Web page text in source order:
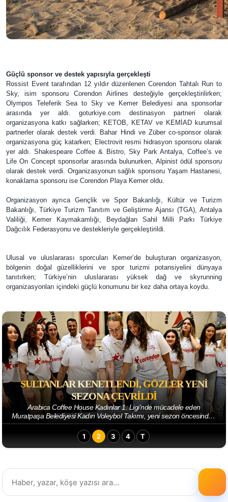
Güçlü sponsor ve destek yapısıyla gerçekleşti
Rossist Event tarafından 12 yıldır düzenlenen Corendon Tahtalı Run to
Sky, isim sponsoru Corendon Airlines desteğiyle gerçekleştirilirken;
Olympos Teleferik Sea to Sky ve Kemer Belediyesi ana sponsorlar
arasında yer aldı. goturkiye.com destinasyon partneri olarak
organizasyona katkı sağlarken; KETOB, KETAV ve KEMİAD kurumsal
partnerler olarak destek verdi. Bahar Hindi ve Züber co-sponsor olarak
organizasyona güç katarken; Electrovit resmi hidrasyon sponsoru olarak
yer aldı. Shakespeare Coffee & Bistro, Sky Park Antalya, Coffee’s ve
Life On Concept sponsorlar arasında bulunurken, Alpinist ödül sponsoru
olarak destek verdi. Organizasyonun sağlık sponsoru Yaşam Hastanesi,
konaklama sponsoru ise Corendon Playa Kemer oldu.
Organizasyon ayrıca Gençlik ve Spor Bakanlığı, Kültür ve Turizm
Bakanlığı, Türkiye Turizm Tanıtım ve Geliştirme Ajansı (TGA), Antalya
Valiliği, Kemer Kaymakamlığı, Beydağları Sahil Milli Parkı Türkiye
Dağcılık Federasyonu ve destekleriyle gerçekleştirildi.
Ulusal ve uluslararası sporcuları Kemer’de buluşturan organizasyon,
bölgenin doğal güzelliklerini ve spor turizmi potansiyelini dünyaya
tanıtırken; Türkiye’nin uluslararası yüksek dağ ve skyrunning
organizasyonları içindeki güçlü konumunu bir kez daha ortaya koydu.
SULTANLAR KENETLENDI, GÖZLER YENI
SEZONA ÇEVRILDI
Arabica Coffee House Kadınlar 1. Ligi’nde mücadele eden
Muratpaşa Belediyesi Kadın Voleybol Takımı, yeni sezon öncesindeki
ilk buluşmasını gerçekleştirdi. Ge...
1
2 3 4 T